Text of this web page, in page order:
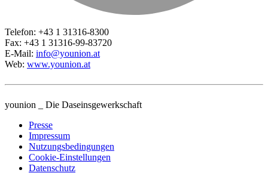
Telefon: +43 1 31316-8300
Fax: +43 1 31316-99-83720
E-Mail: info@younion.at
Web: www.younion.at
younion _ Die Daseinsgewerkschaft
Presse
Impressum
Nutzungsbedingungen
Cookie-Einstellungen
Datenschutz